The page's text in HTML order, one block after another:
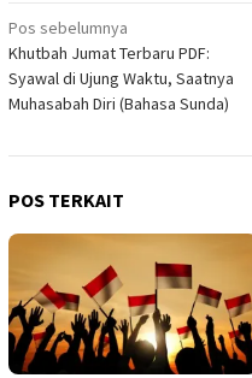
Navigasi
pos
Pos sebelumnya
Khutbah Jumat Terbaru PDF:
Syawal di Ujung Waktu, Saatnya
Muhasabah Diri (Bahasa Sunda)
POS TERKAIT